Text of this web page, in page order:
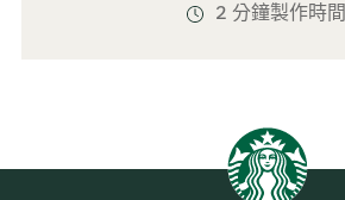
2 分鐘製作時間